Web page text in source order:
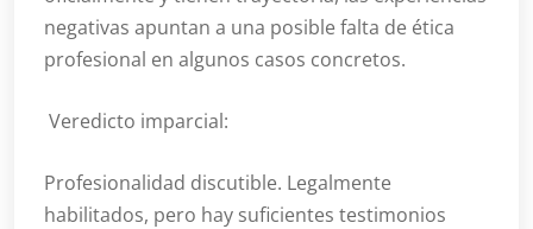
negativas apuntan a una posible falta de ética
profesional en algunos casos concretos.
Veredicto imparcial:
Profesionalidad discutible. Legalmente
habilitados, pero hay suficientes testimonios